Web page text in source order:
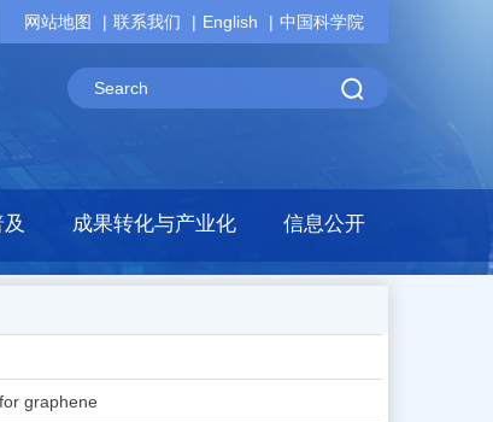
网站地图 联系我们 English 中国科学院
成果转化与产业化 信息公开
graphene